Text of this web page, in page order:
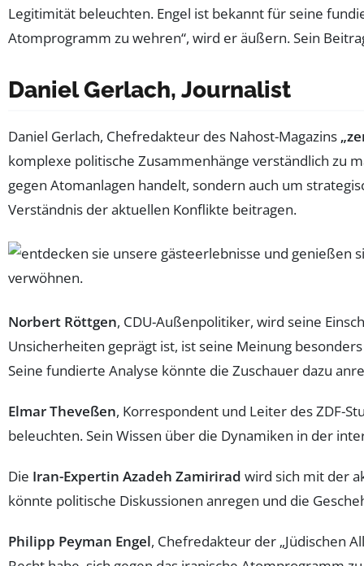
Legitimität beleuchten. Engel ist bekannt für seine
Atomprogramm zu wehren“, wird er äußern. Sein
Daniel Gerlach, Journalist
Daniel Gerlach, Chefredakteur des Nahost-Magazins
komplexe politische Zusammenhänge verständlich zu
gegen Atomanlagen handelt, sondern auch um
Verständnis der aktuellen Konflikte beitragen.
Norbert Röttgen, CDU-Außenpolitiker, wird seine
Unsicherheiten geprägt ist, ist seine Meinung
Seine fundierte Analyse könnte die Zuschauer dazu
Elmar Theveßen, Korrespondent und Leiter des ZDF-
beleuchten. Sein Wissen über die Dynamiken in der
Die Iran-Expertin Azadeh Zamirirad wird sich mit der
könnte politische Diskussionen anregen und die
Philipp Peyman Engel, Chefredakteur der „Jüdischen